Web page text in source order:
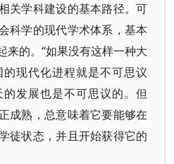
关学科建设的基本路径。可
科学的现代学术体系，基本
来的。“如果没有这样一种大
现代化进程就是不可思议
发展也是不可思议的。但
成熟，总意味着它要能够在
徒状态，并且开始获得它的